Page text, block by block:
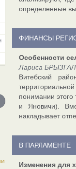
определенные
ФИНАНСЫ
Особенности
Лариса
Витебский
понимании этого
и Яновичи).
накладывает
В ПАРЛАМЕНТЕ
Изменения для